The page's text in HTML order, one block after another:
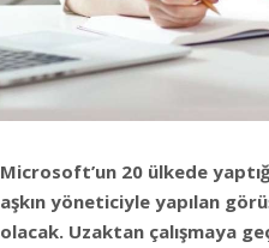
Microsoft’un 20 ülkede
aşkın yöneticiyle yapılan
olacak. Uzaktan çalışmaya